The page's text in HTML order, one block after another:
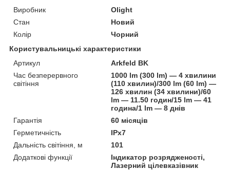
Виробник
Olight
Стан
Новий
Колір
Чорний
Користувальницькі характеристики
Артикул
Arkfeld BK
Час безперервного
світіння
1000 lm (300 lm) — 4 хвилини
(110 хвилин)/300 lm (60 lm) —
126 хвилин (34 хвилини)/60
lm — 11.50 годин/15 lm — 41
година/1 lm — 8 днів
Гарантія
60 місяців
Герметичність
IPx7
Дальність світіння, м
101
Додаткові функції
Індикатор розрядженості,
Лазерний цілевказівник